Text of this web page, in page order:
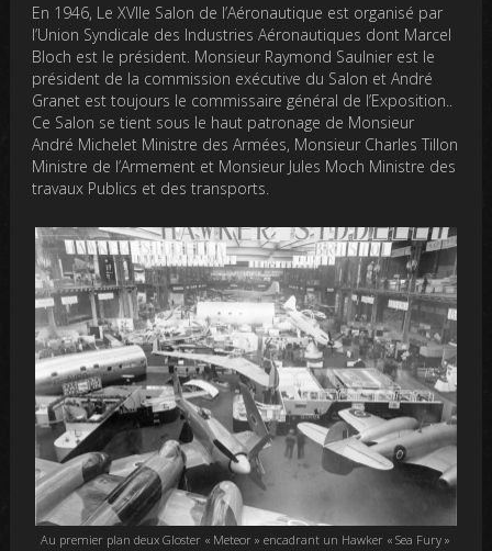
En 1946, Le XVIIe Salon de l’Aéronautique est organisé par
l’Union Syndicale des Industries Aéronautiques dont Marcel
Bloch est le président. Monsieur Raymond Saulnier est le
président de la commission exécutive du Salon et André
Granet est toujours le commissaire général de l’Exposition..
Ce Salon se tient sous le haut patronage de Monsieur
André Michelet Ministre des Armées, Monsieur Charles Tillon
Ministre de l’Armement et Monsieur Jules Moch Ministre des
travaux Publics et des transports.
Au premier plan deux Gloster « Meteor » encadrant un Hawker « Sea Fury »